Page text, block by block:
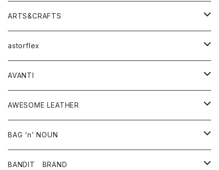
シャツ・ブラウス
パンツ
スカート
ワンピース・オールインワン
バッグ
シューズ
アクセサリー
その他雑貨
アウター
コート
ジャケット
トップス
ベスト
シャツ
ワンピース
ボトム
スカート
パンツ
グッズ
靴
ARTS&CRAFTS
アクセサリー
ウォレット
バッグ
astorflex
グッズ
靴
AVANTI
シャツ
AWESOME LEATHER
アウター
革ジャケット
BAG ‘n’ NOUN
アクセサリー
BANDIT BRAND